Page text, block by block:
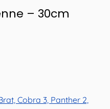
– 30cm
Cobra 3, Panther 2,